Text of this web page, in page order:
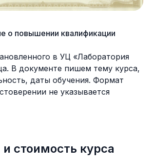
о повышении квалификации
в УЦ «Лаборатория
В документе пишем тему курса,
даты обучения. Формат
не указывается
стоимость курса